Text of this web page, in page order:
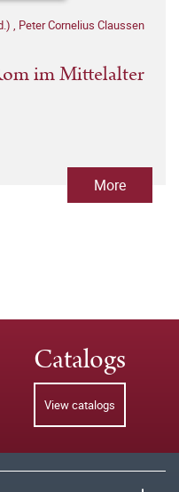
, Peter Cornelius Claussen
im Mittelalter
More
Catalogs
View catalogs